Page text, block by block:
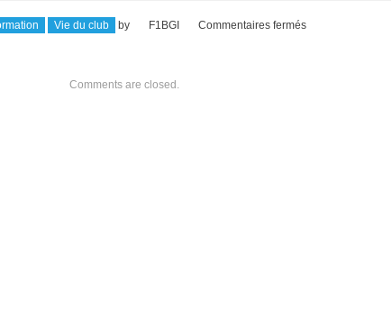
Vie du club by F1BGI Commentaires ferméssur
Comments are closed.